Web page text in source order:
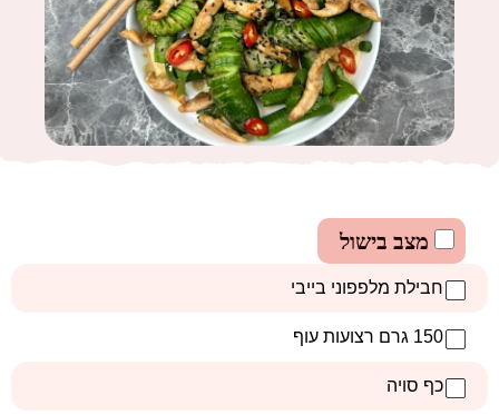
מצב בישול
חבילת מלפפוני בייבי
150 גרם רצועות עוף
כף סויה